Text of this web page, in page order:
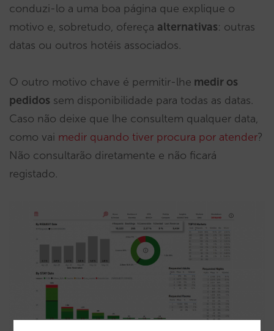
conduzi-lo a uma boa página que explique o
motivo e, sobretudo, ofereça alternativas: outras
datas ou outros hotéis associados.
O outro motivo chave é permitir-lhe medir os
pedidos sem disponibilidade para todas as datas.
Caso não deixe que lhe consultem qualquer data,
como vai medir quando tiver procura por atender?
Não consultarão diretamente e não ficará
registado.